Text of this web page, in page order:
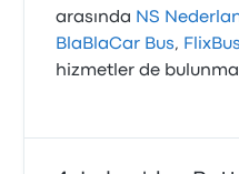
arasında NS
BlaBlaCar Bus, FlixBus
hizmetler de